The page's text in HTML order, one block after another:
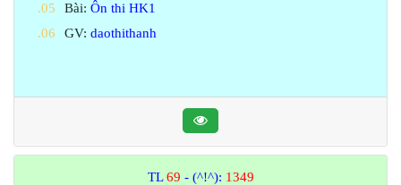
Bài:Ôn thi HK1
GV:daothithanh
TL69 - (^!^): 1349